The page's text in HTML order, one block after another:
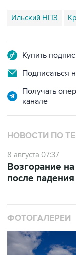
Ильский НПЗ
Купить
Подписаться
Получать
канале
НОВОСТИ ПО
8 августа 07:37
Возгорание
после
ФОТОГАЛЕРЕИ